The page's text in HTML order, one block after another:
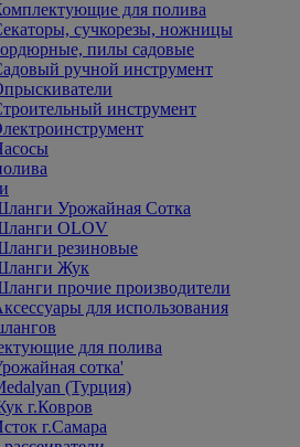
для полива
сучкорезы, ножницы
пилы садовые
ручной инструмент
инструмент
Урожайная Сотка
OLOV
резиновые
Жук
прочие производители
для использования
для полива
сотка'
(Турция)
г.Ковров
г.Самара